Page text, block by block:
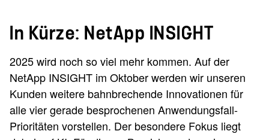
In Kürze: NetApp INSIGHT
2025 wird noch so viel mehr kommen. Auf der
NetApp INSIGHT​ im Oktober werden wir unseren
Kunden weitere bahnbrechende Innovationen für
alle vier gerade besprochenen Anwendungsfall-
Prioritäten vorstellen. Der besondere Fokus liegt